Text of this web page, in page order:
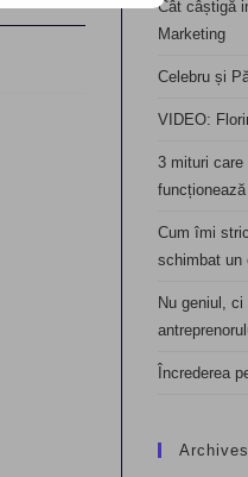
Cât câștigă
Marketing
Celebru și
VIDEO:
3 mituri
Cum îmi
schimbat un
Nu geniul,
Încrederea
Archives